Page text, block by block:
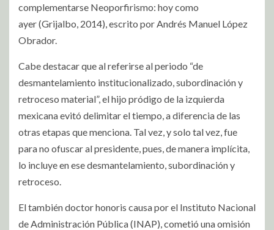
complementarse Neoporfirismo: hoy como
ayer (Grijalbo, 2014), escrito por Andrés Manuel López
Obrador.
Cabe destacar que al referirse al periodo “de
desmantelamiento institucionalizado, subordinación y
retroceso material”, el hijo pródigo de la izquierda
mexicana evitó delimitar el tiempo, a diferencia de las
otras etapas que menciona. Tal vez, y solo tal vez, fue
para no ofuscar al presidente, pues, de manera implícita,
lo incluye en ese desmantelamiento, subordinación y
retroceso.
El también doctor honoris causa por el Instituto Nacional
de Administración Pública (INAP), cometió una omisión